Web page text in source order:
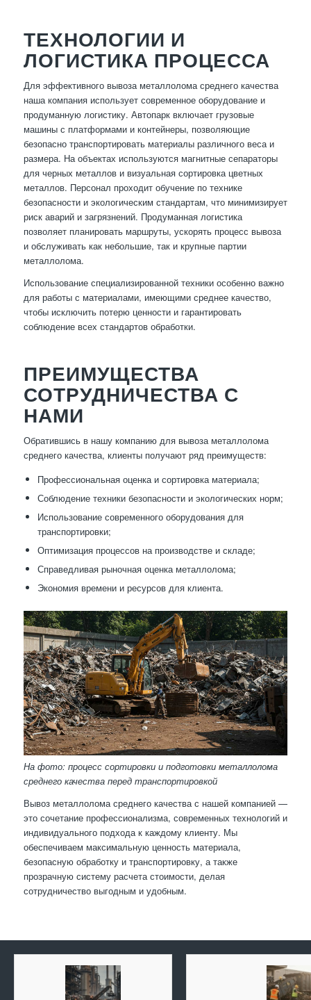
ТЕХНОЛОГИИ И
ЛОГИСТИКА ПРОЦЕССА
Для эффективного вывоза металлолома среднего качества
наша компания использует современное оборудование и
продуманную логистику. Автопарк включает грузовые
машины с платформами и контейнеры, позволяющие
безопасно транспортировать материалы различного веса и
размера. На объектах используются магнитные сепараторы
для черных металлов и визуальная сортировка цветных
металлов. Персонал проходит обучение по технике
безопасности и экологическим стандартам, что минимизирует
риск аварий и загрязнений. Продуманная логистика
позволяет планировать маршруты, ускорять процесс вывоза
и обслуживать как небольшие, так и крупные партии
металлолома.
Использование специализированной техники особенно важно
для работы с материалами, имеющими среднее качество,
чтобы исключить потерю ценности и гарантировать
соблюдение всех стандартов обработки.
ПРЕИМУЩЕСТВА
СОТРУДНИЧЕСТВА С
НАМИ
Обратившись в нашу компанию для вывоза металлолома
среднего качества, клиенты получают ряд преимуществ:
Профессиональная оценка и сортировка материала;
Соблюдение техники безопасности и экологических норм;
Использование современного оборудования для
транспортировки;
Оптимизация процессов на производстве и складе;
Справедливая рыночная оценка металлолома;
Экономия времени и ресурсов для клиента.
На фото: процесс сортировки и подготовки металлолома
среднего качества перед транспортировкой
Вывоз металлолома среднего качества с нашей компанией —
это сочетание профессионализма, современных технологий и
индивидуального подхода к каждому клиенту. Мы
обеспечиваем максимальную ценность материала,
безопасную обработку и транспортировку, а также
прозрачную систему расчета стоимости, делая
сотрудничество выгодным и удобным.